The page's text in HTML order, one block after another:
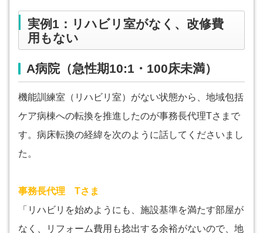
実例1：リハビリ室がなく、改修費
用もない
A病院（急性期10:1・100床未満）
機能訓練室（リハビリ室）がない状態から、地域包括
ケア病棟への転換を推進したのが事務長代理Tさまで
す。病床転換の経緯を次のように話してくださいまし
た。
事務長代理 Tさま
「リハビリを始めようにも、施設基準を満たす部屋が
なく、リフォーム費用も捻出する余裕がないので、地